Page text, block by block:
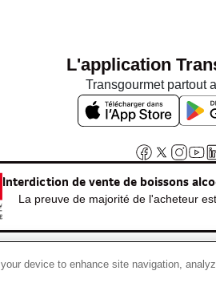
L'application
Transgourmet partout
Interdiction de vente de boissons
La preuve de majorité de l'acheteur
©
device to enhance site navigation,